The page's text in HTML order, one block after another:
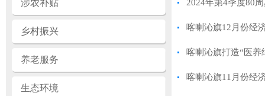
涉农补贴
乡村振兴
养老服务
生态环境
2024年第4季度80
喀喇沁旗12月份经
喀喇沁旗打造“医养
喀喇沁旗11月份经